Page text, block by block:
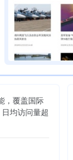
，覆盖国际
均访问量超